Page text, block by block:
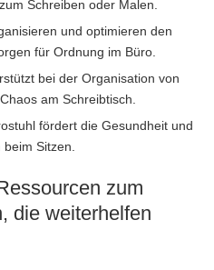
Schreiben oder Malen.
und optimieren den
für Ordnung im Büro.
bei der Organisation von
am Schreibtisch.
fördert die Gesundheit und
Sitzen.
zum
die weiterhelfen